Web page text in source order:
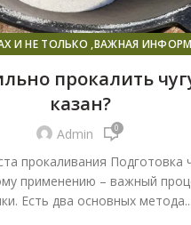
И НЕ ТОЛЬКО ,ВАЖНАЯ
прокалить
казан?
Admin 0
прокаливания Подготовка
применению – важный
Есть два основных метода...